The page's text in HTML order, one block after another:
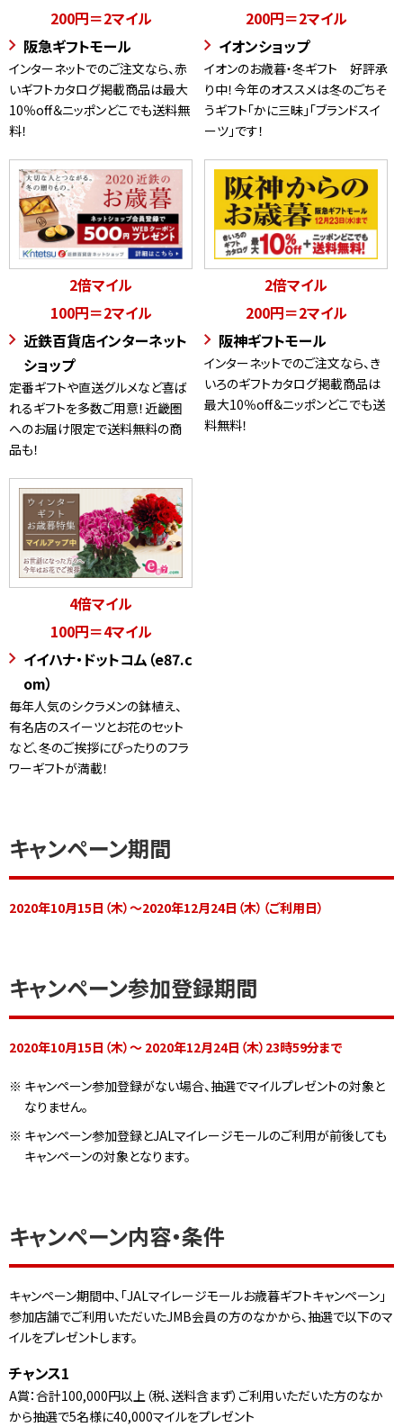
200円＝2マイル
阪急ギフトモール
インターネットでのご注文なら、赤
いギフトカタログ掲載商品は最大
10％off＆ニッポンどこでも送料無
料！
200円＝2マイル
イオンショップ
イオンのお歳暮・冬ギフト 好評承
り中！今年のオススメは冬のごちそ
うギフト「かに三昧」「ブランドスイ
ーツ」です！
2倍マイル
100円＝2マイル
近鉄百貨店インターネット
ショップ
定番ギフトや直送グルメなど喜ば
れるギフトを多数ご用意！近畿圏
へのお届け限定で送料無料の商
品も！
2倍マイル
200円＝2マイル
阪神ギフトモール
インターネットでのご注文なら、き
いろのギフトカタログ掲載商品は
最大10％off＆ニッポンどこでも送
料無料！
4倍マイル
100円＝4マイル
イイハナ・ドットコム（e87.c
om）
毎年人気のシクラメンの鉢植え、
有名店のスイーツとお花のセット
など、冬のご挨拶にぴったりのフラ
ワーギフトが満載！
キャンペーン期間
2020年10月15日（木）～2020年12月24日（木）（ご利用日）
キャンペーン参加登録期間
2020年10月15日（木）～ 2020年12月24日（木）23時59分まで
※ キャンペーン参加登録がない場合、抽選でマイルプレゼントの対象と
なりません。
※ キャンペーン参加登録とJALマイレージモールのご利用が前後しても
キャンペーンの対象となります。
キャンペーン内容・条件
キャンペーン期間中、「JALマイレージモールお歳暮ギフトキャンペーン」
参加店舗でご利用いただいたJMB会員の方のなかから、抽選で以下のマ
イルをプレゼントします。
チャンス1
A賞：合計100,000円以上（税、送料含まず）ご利用いただいた方のなか
から抽選で5名様に40,000マイルをプレゼント